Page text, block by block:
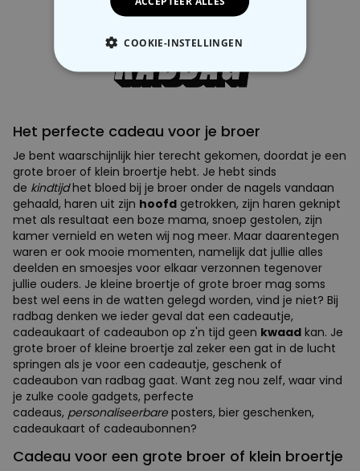
Het perfecte cadeau voor je broer
Je bent waarschijnlijk hier terecht gekomen, doordat je een
grote broer of klein broertje hebt. Je hebt sinds
de kindtijdhet bloed bij je broer onder de nagels vandaan
gehaald, haren uit zijn hoofd getrokken, zijn haren geknipt
met als resultaat een boze mama, snoep gestolen, zijn
kamer vernield en weten wij nog meer. Maar daarentegen
waren er ook mooie momenten, namelijk dat jullie alles
deelden en smoesjes voor elkaar verzonnen tegenover
jullie ouders. Je kleine broertje of grote broer mag soms
best wel eens in de watten gelegd worden, vind je niet? Bij
radbag denken we ieder geval dat een cadeautje,
cadeaukaart of cadeaubon op z'n tijd geen kwaad kan. Je
grote broer of kleine broertje zal zeker een gat in de lucht
springen als je voor een cadeautje, geschenk of
cadeaubon van radbag gaat. Want zeg nou zelf, waar vind
je zulke coole gadgets, perfecte
cadeaus, personaliseerbareposters, bier geschenken,
cadeaukaart of cadeaubonnen?
Cadeau voor een grote broer of klein broertje
COOKIE-INSTELLINGEN
NOODZAKELIJK
MARKETING OVERIGE